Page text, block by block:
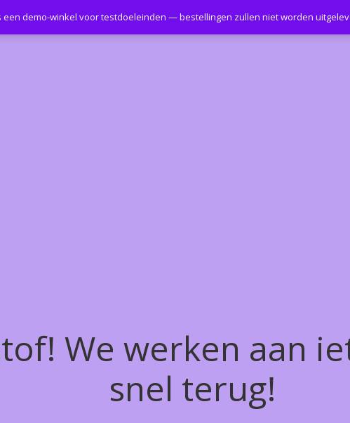
We werken aan
snel terug!
een demo-winkel voor testdoeleinden — bestellingen zullen niet worden